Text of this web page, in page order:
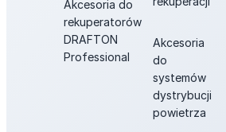
Akcesoria do
rekuperatorów
DRAFTON
Professional
Akcesoria
do
systemów
dystrybucji
powietrza